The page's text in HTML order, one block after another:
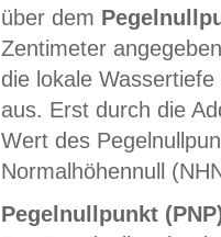
über dem
Zentimeter
die lokale
aus. Erst durch die
Wert des
Normalhöhennull
Pegelnullpunkt